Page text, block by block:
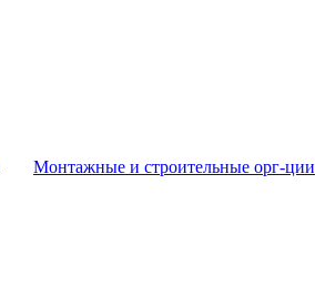
Монтажные и строительные орг-ции